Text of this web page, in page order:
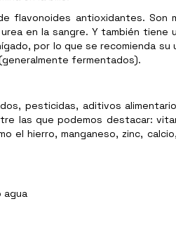
flavonoides antioxidantes. Son
en la sangre. Y también tiene
por lo que se recomienda su
fermentados).
pesticidas, aditivos
las que podemos destacar:
el hierro, manganeso, zinc,
agua